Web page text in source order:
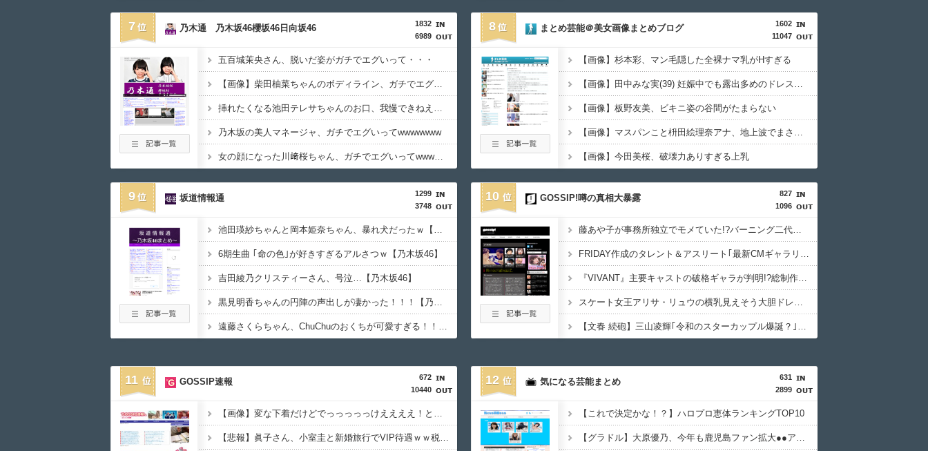
7
1832
6989
乃木通 乃木坂46櫻坂46日向坂46
五百城茉央さん、脱いだ姿がガチでエグいって・・・
【画像】柴田柚菜ちゃんのボディライン、ガチでエグいって・・・
挿れたくなる池田テレサちゃんのお口、我慢できねえってwwwwwww
乃木坂の美人マネージャ、ガチでエグいってwwwwwww
女の顔になった川﨑桜ちゃん、ガチでエグいってwwwwwww
8
1602
11047
まとめ芸能＠美女画像まとめブログ
【画像】杉本彩、マン毛隠した全裸ナマ乳がHすぎる
【画像】田中みな実(39) 妊娠中でも露出多めのドレス、これノーブラか？
【画像】板野友美、ビキニ姿の谷間がたまらない
【画像】マスパンこと枡田絵理奈アナ、地上波でまさかのパンチラ
【画像】今田美桜、破壊力ありすぎる上乳
9
1299
3748
坂道情報通
池田瑛紗ちゃんと岡本姫奈ちゃん、暴れ犬だったｗ【乃木坂46】
6期生曲 ｢命の色｣が好きすぎるアルさつｗ【乃木坂46】
吉田綾乃クリスティーさん、号泣…【乃木坂46】
黒見明香ちゃんの円陣の声出しが凄かった！！！【乃木坂46】
遠藤さくらちゃん、ChuChuのおくちが可愛すぎる！！！【乃木坂46】
10
827
1096
GOSSIP!噂の真相大暴露
藤あや子が事務所独立でモメていた!?バーニング二代目社長が売上やギャラの配分を明かして異例の告白
FRIDAY作成のタレント＆アスリート｢最新CMギャラリスト｣消えた女優､旧ジャニの明暗､規格外の13億円!?
『VIVANT』主要キャストの破格ギャラが判明!?総制作費は破格の20億円超の大赤字覚悟でも放送できるワケ
スケート女王アリサ・リュウの横乳見えそう大胆ドレス＆インナー丸見えシースルー衣装にSNS騒然！
【文春 続砲】三山凌輝｢令和のスターカップル爆誕？｣と花乃まりあにメール 反省なし三山の強メンタルのワケ
11
672
10440
GOSSIP速報
【画像】変な下着だけどでっっっっっけええええ！と思わず絶叫する男子続出ｗｗｗｗｗｗ
【悲報】眞子さん、小室圭と新婚旅行でVIP待遇ｗｗ税金チューチューが止まらない
12
631
2899
気になる芸能まとめ
【これで決定かな！？】ハロプロ恵体ランキングTOP10
【グラドル】大原優乃、今年も鹿児島ファン拡大●●アンバサダーを務める！